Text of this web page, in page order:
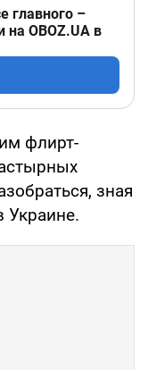
главного –
на OBOZ.UA в
флирт-
зная
Украине.